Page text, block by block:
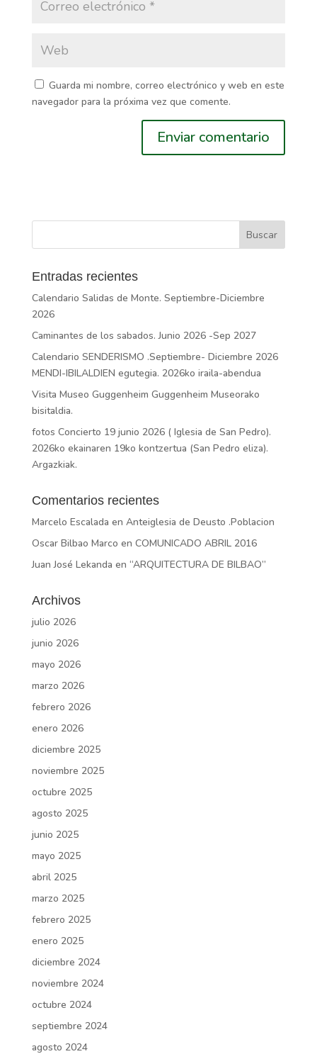
Guarda mi nombre, correo electrónico y web en este
navegador para la próxima vez que comente.
Entradas recientes
Calendario Salidas de Monte. Septiembre-Diciembre
2026
Caminantes de los sabados. Junio 2026 -Sep 2027
Calendario SENDERISMO .Septiembre- Diciembre 2026
MENDI-IBILALDIEN egutegia. 2026ko iraila-abendua
Visita Museo Guggenheim Guggenheim Museorako
bisitaldia.
fotos Concierto 19 junio 2026 ( Iglesia de San Pedro).
2026ko ekainaren 19ko kontzertua (San Pedro eliza).
Argazkiak.
Comentarios recientes
Marcelo Escalada en Anteiglesia de Deusto .Poblacion
Oscar Bilbao Marco en COMUNICADO ABRIL 2016
Juan José Lekanda en “ARQUITECTURA DE BILBAO”
Archivos
julio 2026
junio 2026
mayo 2026
marzo 2026
febrero 2026
enero 2026
diciembre 2025
noviembre 2025
octubre 2025
agosto 2025
junio 2025
mayo 2025
abril 2025
marzo 2025
febrero 2025
enero 2025
diciembre 2024
noviembre 2024
octubre 2024
septiembre 2024
agosto 2024